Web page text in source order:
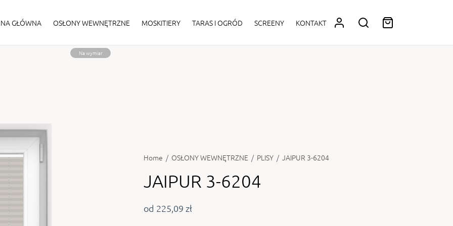
GŁÓWNA OSŁONY WEWNĘTRZNE MOSKITIERY TARAS I OGRÓD SCREENY KONTAKT
Na wymiar
Home / OSŁONY WEWNĘTRZNE / PLISY / JAIPUR 3-6204
JAIPUR 3-6204
od 225,09 zł